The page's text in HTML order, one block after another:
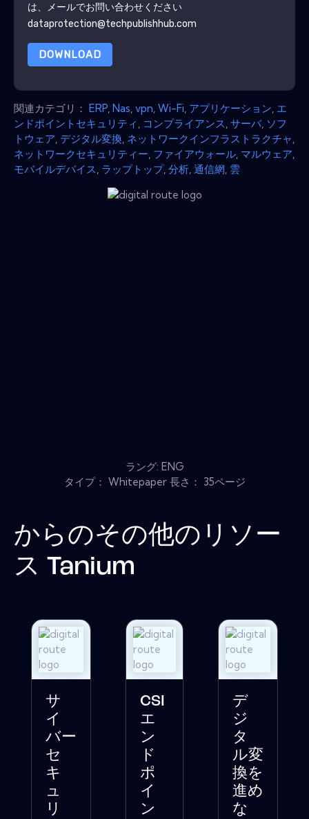
は、メールでお問い合わせください
dataprotection@techpublishhub.com
DOWNLOAD
関連カテゴリ： ERP Nas vpn Wi-Fi アプリケーション エ
ンドポイントセキュリティ
コンプライアンス サーバ, ソフ
トウェア デジタル変換 ネットワークインフラストラクチャ
ネットワークセキュリティー ファイアウォール マルウェア
モバイルデバイス ラップトップ, 分析 通信網 雲
ラング: ENG
タイプ： Whitepaper 長さ： 35ページ
からのその他のリソー
ス Tanium
サ
イ
バー
セ
キ
ュ
リ
CSI
エ
ン
ド
ポ
イ
ン
デ
ジ
タ
ル変
換を
進め
な